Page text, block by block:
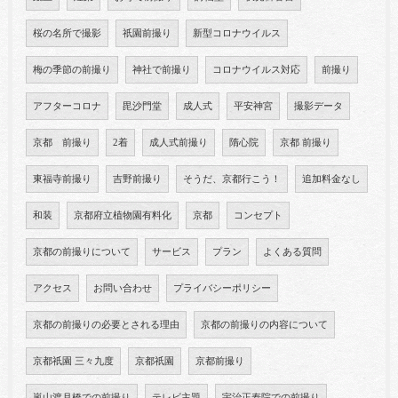
桜の名所で撮影 祇園前撮り 新型コロナウイルス
梅の季節の前撮り 神社で前撮り コロナウイルス対応 前撮り
アフターコロナ 毘沙門堂 成人式 平安神宮 撮影データ
京都 前撮り 2着 成人式前撮り 隋心院 京都 前撮り
東福寺前撮り 吉野前撮り そうだ、京都行こう！ 追加料金なし
和装 京都府立植物園有料化 京都 コンセプト
京都の前撮りについて サービス プラン よくある質問
アクセス お問い合わせ プライバシーポリシー
京都の前撮りの必要とされる理由 京都の前撮りの内容について
京都祇園 三々九度 京都祇園 京都前撮り